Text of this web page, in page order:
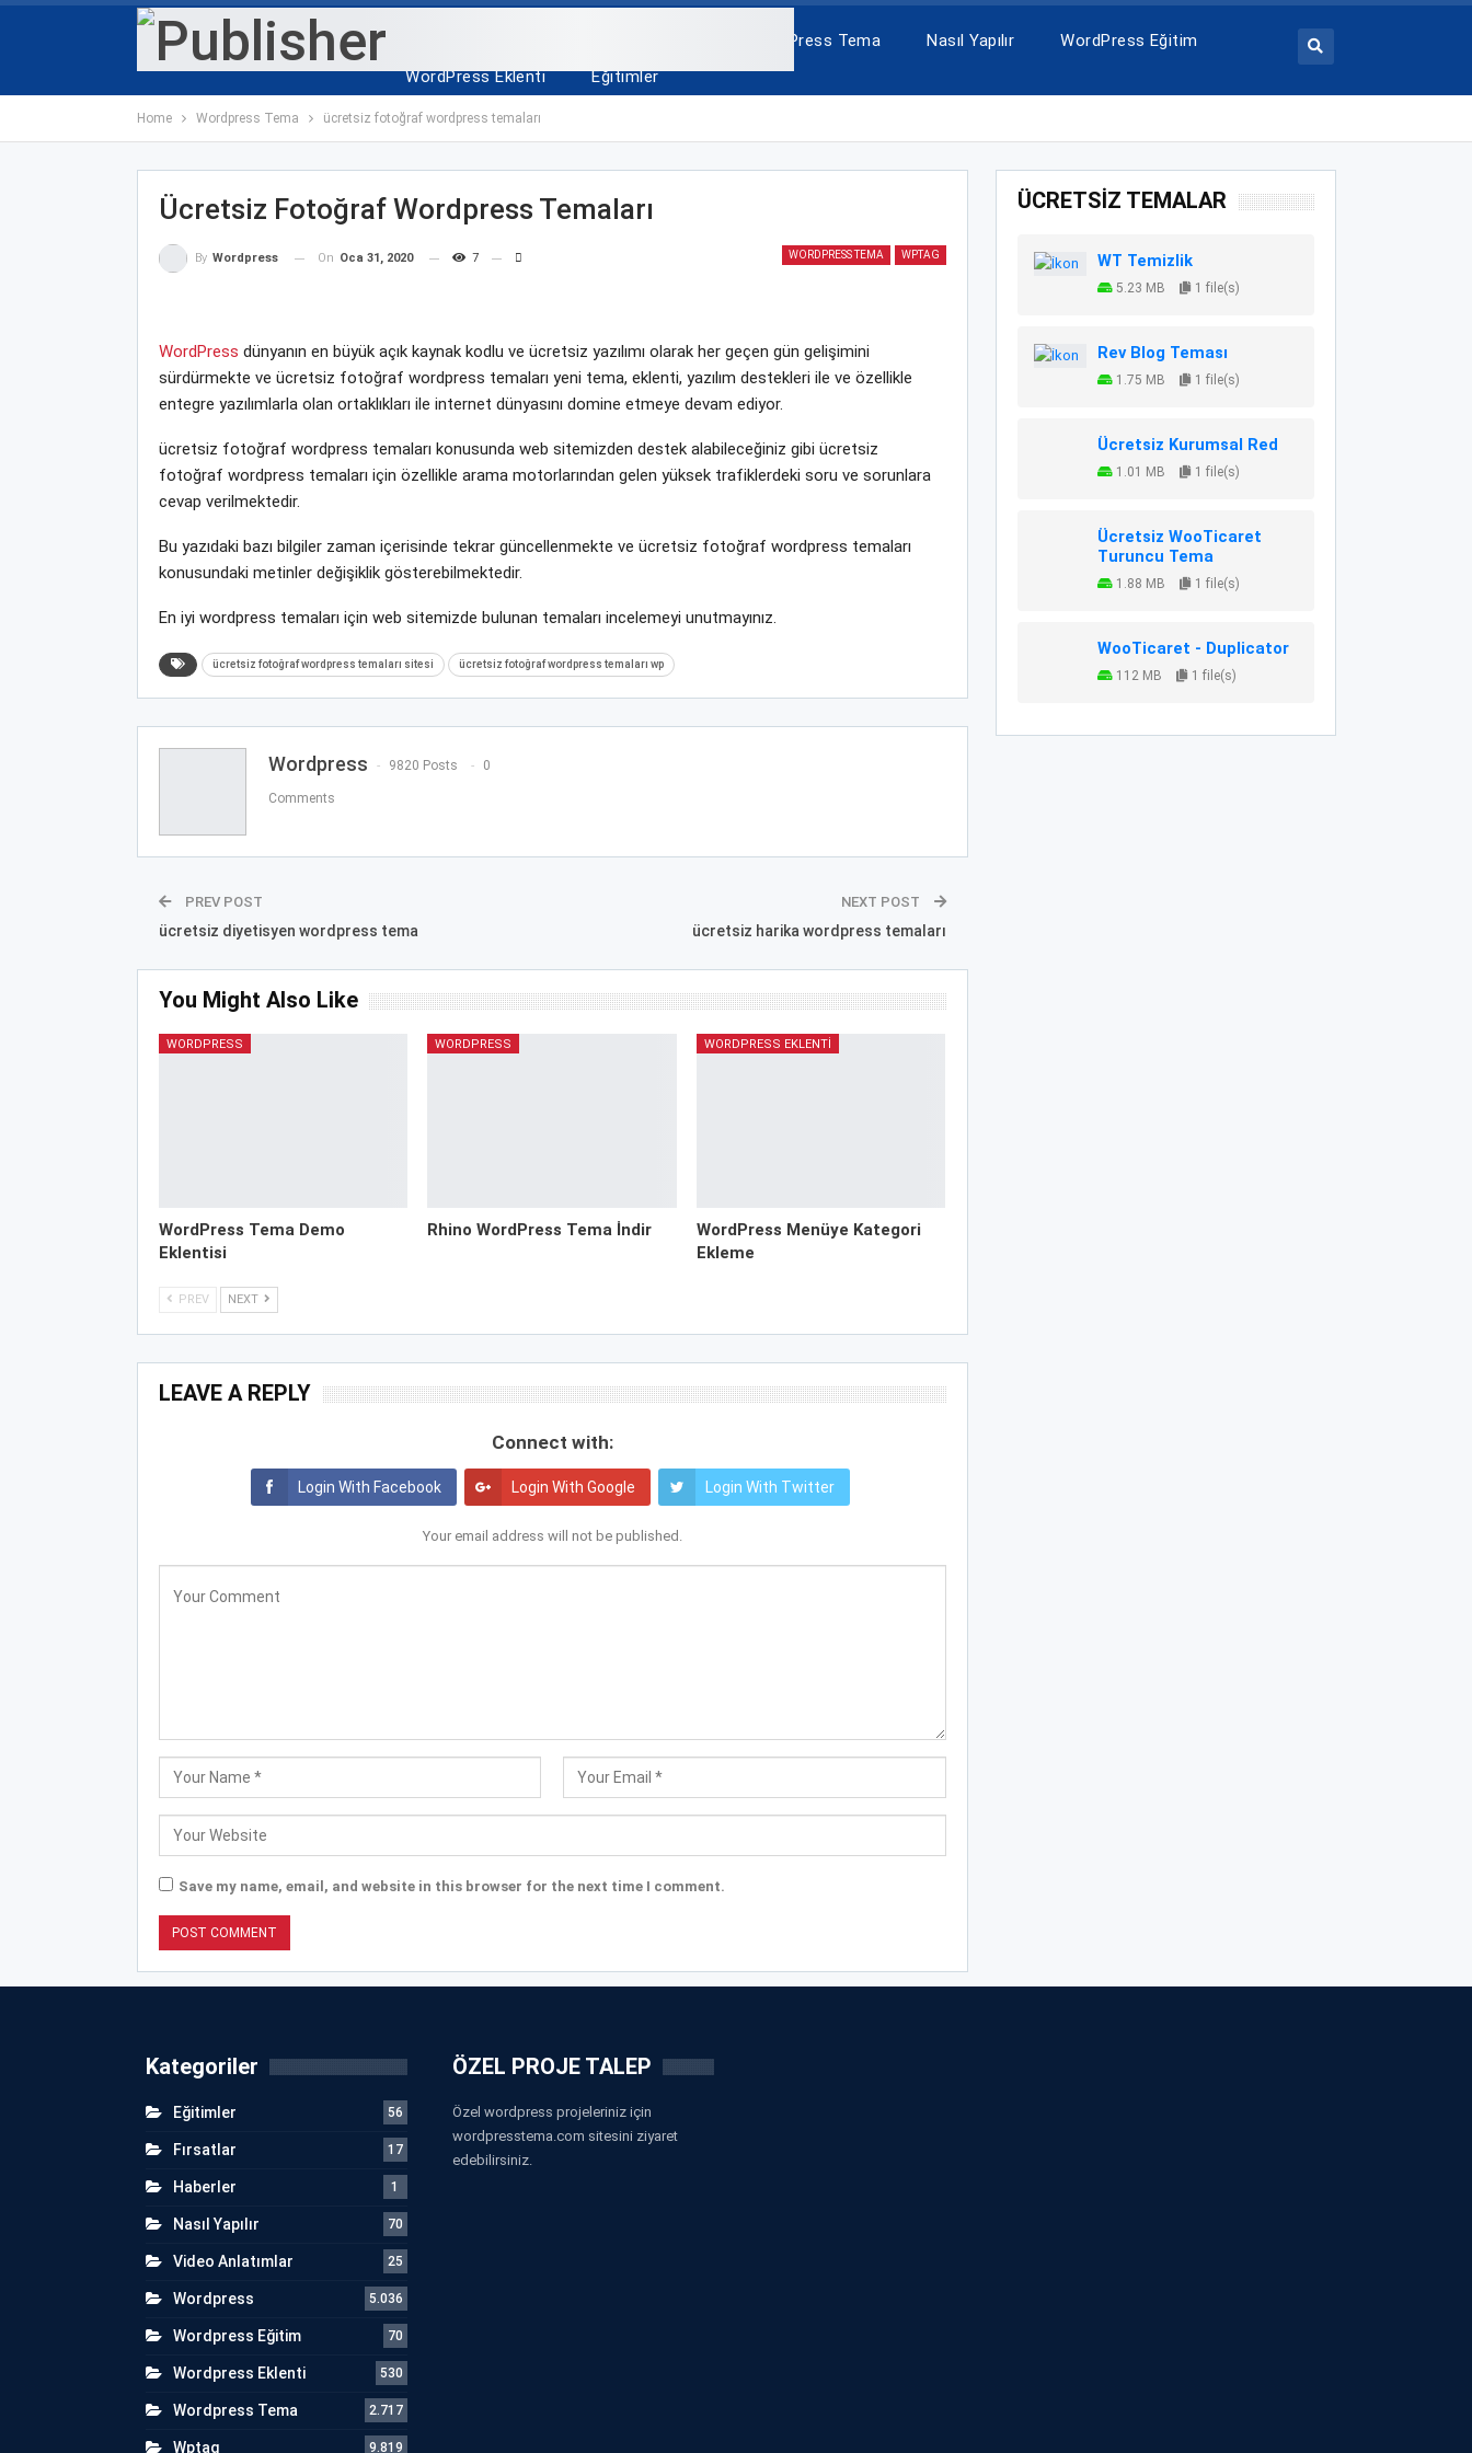
WordPress Tema Nasıl Yapılır
WordPress Eğitim
WordPress Eklenti
Eğitimler
Home Wordpress Tema ücretsiz fotoğraf wordpress temaları
Ücretsiz Fotoğraf Wordpress Temaları
WORDPRESS TEMA WPTAG
By Wordpress On Oca 31, 2020 7
WordPress dünyanın en büyük açık kaynak kodlu ve ücretsiz yazılımı olarak her geçen gün gelişimini
sürdürmekte ve ücretsiz fotoğraf wordpress temaları yeni tema, eklenti, yazılım destekleri ile ve özellikle
entegre yazılımlarla olan ortaklıkları ile internet dünyasını domine etmeye devam ediyor.
ücretsiz fotoğraf wordpress temaları konusunda web sitemizden destek alabileceğiniz gibi ücretsiz
fotoğraf wordpress temaları için özellikle arama motorlarından gelen yüksek trafiklerdeki soru ve sorunlara
cevap verilmektedir.
Bu yazıdaki bazı bilgiler zaman içerisinde tekrar güncellenmekte ve ücretsiz fotoğraf wordpress temaları
konusundaki metinler değişiklik gösterebilmektedir.
En iyi wordpress temaları için web sitemizde bulunan temaları incelemeyi unutmayınız.
ücretsiz fotoğraf wordpress temaları sitesi ücretsiz fotoğraf wordpress temaları wp
Wordpress 9820 Posts 0
Comments
PREV POST
ücretsiz diyetisyen wordpress tema
NEXT POST
ücretsiz harika wordpress temaları
You Might Also Like
WORDPRESS
WordPress Tema Demo
Eklentisi
WORDPRESS
Rhino WordPress Tema İndir
WORDPRESS EKLENTI
WordPress Menüye Kategori
Ekleme
PREV NEXT
LEAVE A REPLY
Connect with:
Login With Facebook Login With Google Login With Twitter
Your email address will not be published.
Save my name, email, and website in this browser for the next time I comment.
ÜCRETSİZ TEMALAR
WT Temizlik
5.23 MB 1 file(s)
Rev Blog Teması
1.75 MB 1 file(s)
Ücretsiz Kurumsal Red
1.01 MB 1 file(s)
Ücretsiz WooTicaret
Turuncu Tema
1.88 MB 1 file(s)
WooTicaret - Duplicator
112 MB 1 file(s)
Kategoriler
Eğitimler 56
Fırsatlar 17
Haberler 1
Nasıl Yapılır 70
Video Anlatımlar 25
Wordpress 5.036
Wordpress Eğitim 70
Wordpress Eklenti 530
Wordpress Tema 2.717
Wptag 9.819
ÖZEL PROJE TALEP
Özel wordpress projeleriniz için
wordpresstema.com sitesini ziyaret
edebilirsiniz.